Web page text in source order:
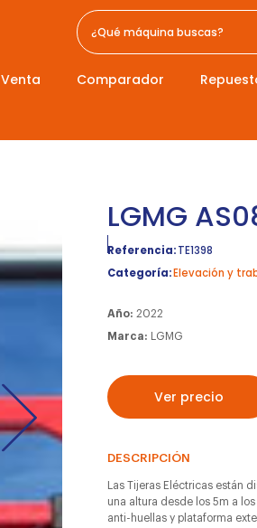
Venta Comparador
LGMG
Referencia:TE1398
Categoría:Elevación y
Año:2022
Marca: LGMG
Ver precio
DESCRIPCIÓN
Las Tijeras Eléctricas están
una altura desde los 5m a
anti-huellas y plataforma